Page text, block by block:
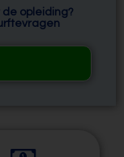
opleiding?